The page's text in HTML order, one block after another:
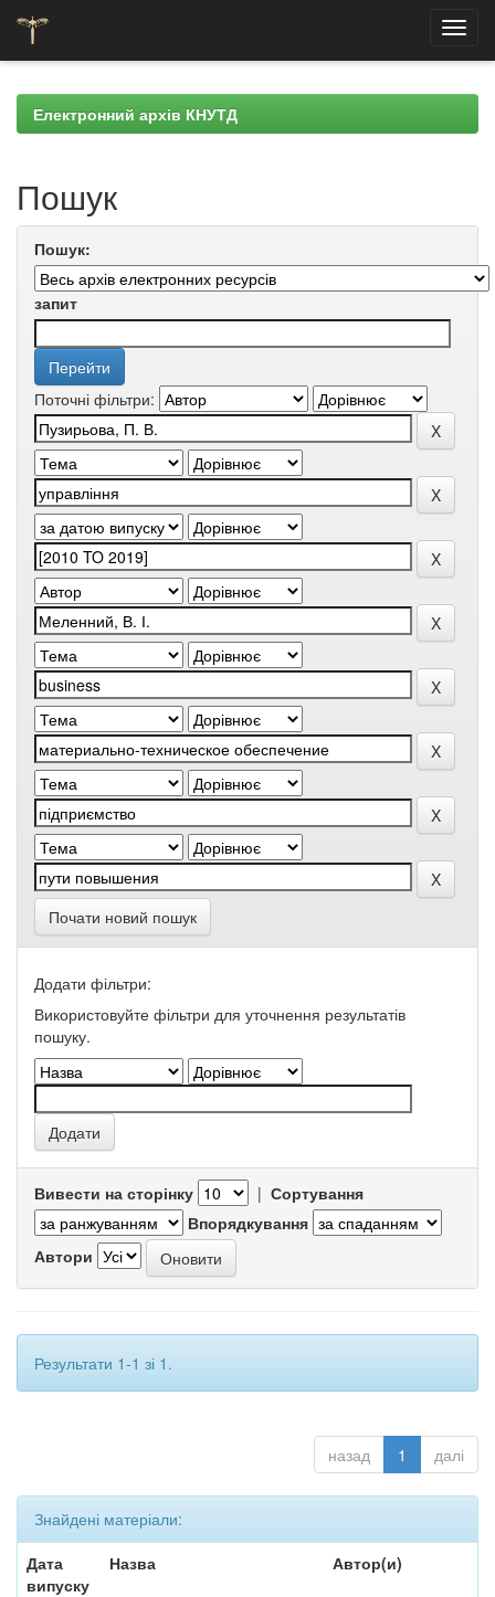
navigationЕлектронний архів КНУТД
Пошук
Пошук:
запит
Поточні фільтри:
Почати новий пошук
Додати фільтри:
Використовуйте фільтри для уточнення результатів
пошуку.
Вивести на сторінку | Сортування
Впорядкування
Автори
Результати 1-1 зі 1.
назад 1 далі
Знайдені матеріали:
Дата
випуску
Назва Автор(и)